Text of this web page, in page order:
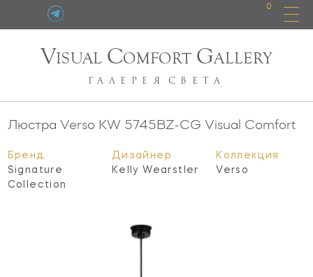
0
VISUAL COMFORT GALLERY
ГАЛЕРЕЯ СВЕТА
Люстра Verso KW 5745BZ-CG Visual Comfort
Бренд
Signature
Collection
Дизайнер
Kelly Wearstler
Коллекция
Verso